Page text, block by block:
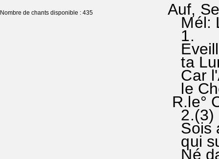
Nombre de chants disponible : 435 Auf,
Mél:
1.
ta
Car
le
R.le°
Sois
qui
Né